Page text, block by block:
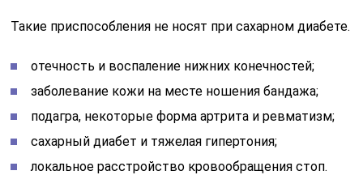
Такие приспособления не носят при сахарном диабете.
отечность и воспаление нижних конечностей;
заболевание кожи на месте ношения бандажа;
подагра, некоторые форма артрита и ревматизм;
сахарный диабет и тяжелая гипертония;
локальное расстройство кровообращения стоп.